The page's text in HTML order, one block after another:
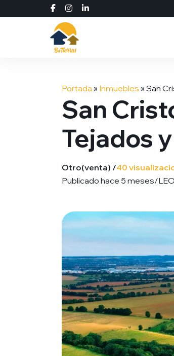
Portada » Inmuebles »San
San
Tejados
Otro(venta) /40
Publicado hace 5 meses/